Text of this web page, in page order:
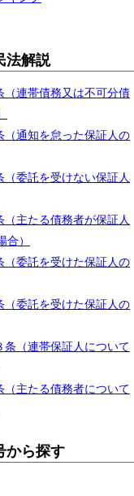
法解説
（連帯債務又は不可分債
（通知を怠った保証人の
（委託を受けない保証人
（主たる債務者が保証人
合）
（委託を受けた保証人の
（委託を受けた保証人の
条（連帯保証人について
（主たる債務者について
から探す